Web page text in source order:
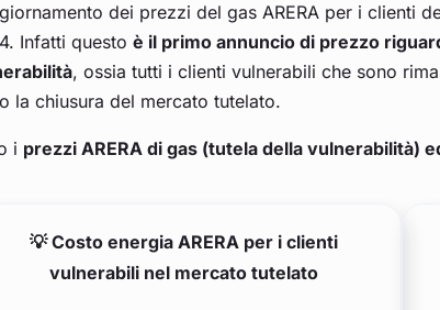
dei prezzi del gas ARERA per i clienti
Infatti questo è il primo annuncio di prezzo
, ossia tutti i clienti vulnerabili che sono
la chiusura del mercato tutelato.
i prezzi ARERA di gas (tutela della vulnerabilità)
💡 Costo energia ARERA per i clienti
vulnerabili nel mercato tutelato